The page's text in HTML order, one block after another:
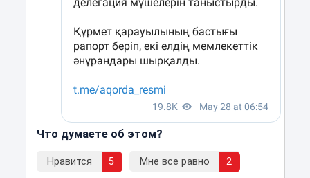
Что думаете об этом?
Нравится 5 Мне все равно 2